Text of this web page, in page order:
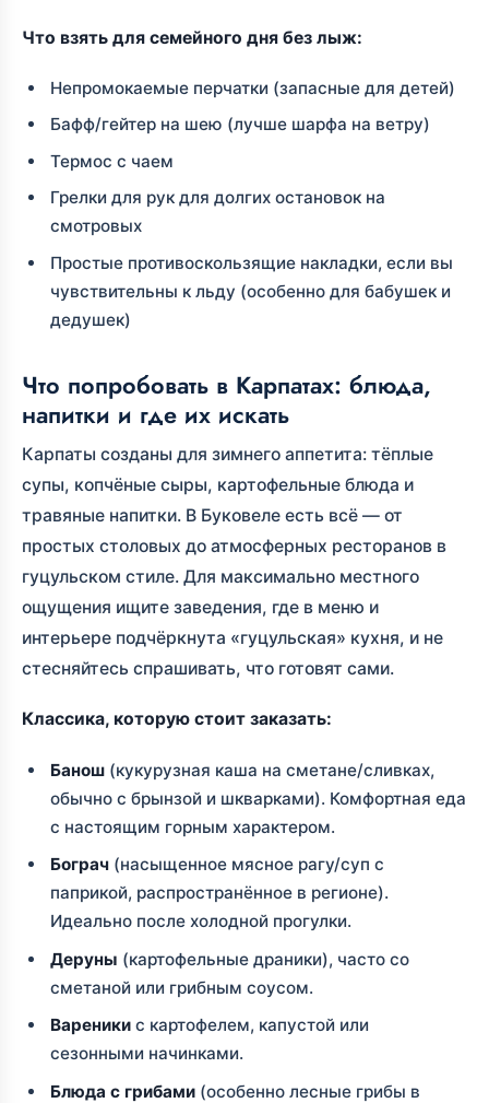
Что взять для семейного дня без лыж:
Непромокаемые перчатки (запасные для детей)
Бафф/гейтер на шею (лучше шарфа на ветру)
Термос с чаем
Грелки для рук для долгих остановок на
смотровых
Простые противоскользящие накладки, если вы
чувствительны к льду (особенно для бабушек и
дедушек)
Что попробовать в Карпатах: блюда,
напитки и где их искать
Карпаты созданы для зимнего аппетита: тёплые
супы, копчёные сыры, картофельные блюда и
травяные напитки. В Буковеле есть всё — от
простых столовых до атмосферных ресторанов в
гуцульском стиле. Для максимально местного
ощущения ищите заведения, где в меню и
интерьере подчёркнута «гуцульская» кухня, и не
стесняйтесь спрашивать, что готовят сами.
Классика, которую стоит заказать:
Банош (кукурузная каша на сметане/сливках,
обычно с брынзой и шкварками). Комфортная еда
с настоящим горным характером.
Бограч (насыщенное мясное рагу/суп с
паприкой, распространённое в регионе).
Идеально после холодной прогулки.
Деруны (картофельные драники), часто со
сметаной или грибным соусом.
Вареники с картофелем, капустой или
сезонными начинками.
Блюда с грибами (особенно лесные грибы в